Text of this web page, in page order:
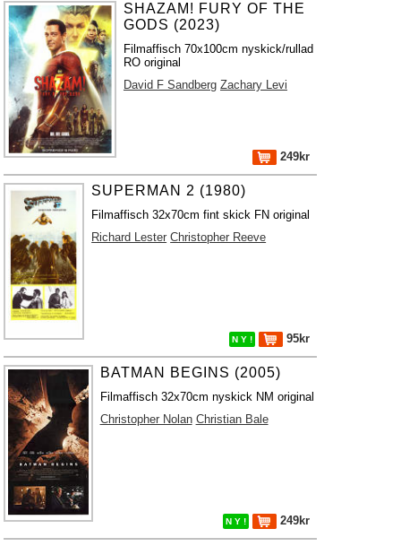
SHAZAM! FURY OF THE
GODS (2023)
Filmaffisch 70x100cm nyskick/rullad
RO original
David F Sandberg Zachary Levi
249kr
SUPERMAN 2 (1980)
Filmaffisch 32x70cm fint skick FN original
Richard Lester Christopher Reeve
N Y ! 95kr
BATMAN BEGINS (2005)
Filmaffisch 32x70cm nyskick NM original
Christopher Nolan Christian Bale
N Y ! 249kr